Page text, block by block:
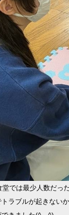
では最少人数だっ
ラブルが起きな